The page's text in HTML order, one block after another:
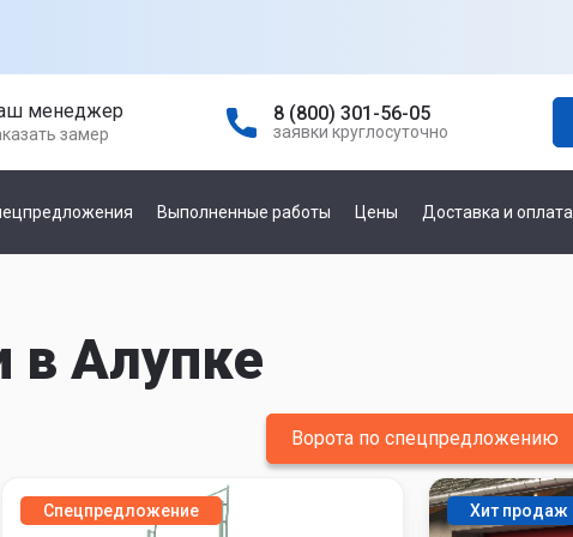
менеджер
замер
8 (800) 301-56-05
заявки круглосуточно
механическое
автоматическое
Damast
Выполненные работы Цены Доставка и оплата
в Алупке
Ворота по спецпредложению
Спецпредложение Хит продаж